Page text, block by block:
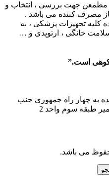
مطمعن جهت بررسی ، انتخاب و
مصرف کننده می باشد .
کلیه تجهیزات پزشکی ، به
خانگی ، ارتوپدی و …
است.”
به چهار راه جمهوری جنب
می باشد.